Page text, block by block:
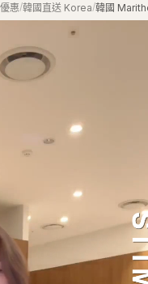
惠/韓國直送 Korea/韓國